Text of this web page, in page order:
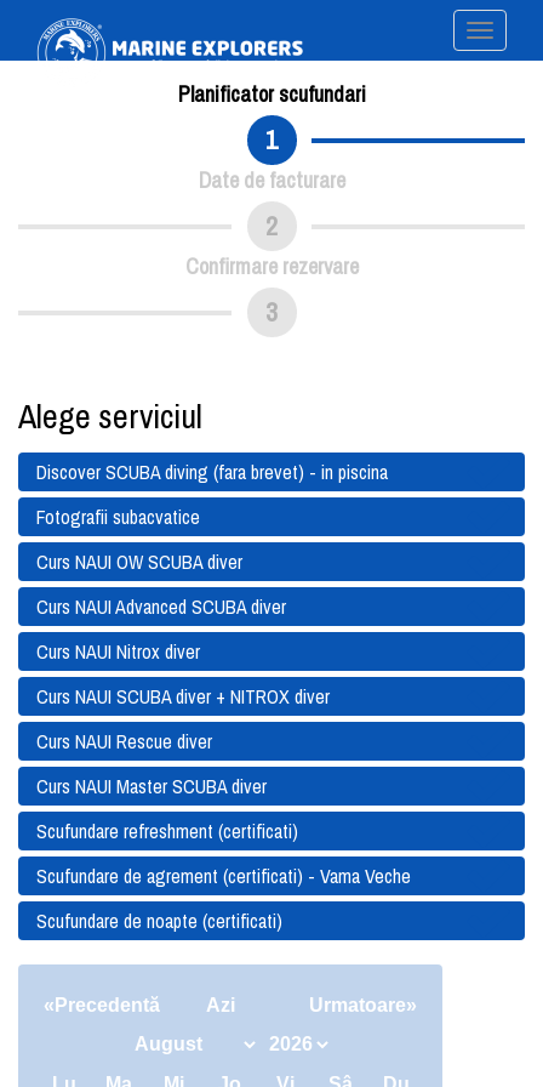
Toggle
Planificator scufundari
1
Date de facturare
2
Confirmare rezervare
3
Alege serviciul
Discover SCUBA diving (fara brevet) - in piscina
Fotografii subacvatice
Curs NAUI OW SCUBA diver
Curs NAUI Advanced SCUBA diver
Curs NAUI Nitrox diver
Curs NAUI SCUBA diver + NITROX diver
Curs NAUI Rescue diver
Curs NAUI Master SCUBA diver
Scufundare refreshment (certificati)
Scufundare de agrement (certificati) - Vama Veche
Scufundare de noapte (certificati)
«Precedentă Azi Urmatoare»